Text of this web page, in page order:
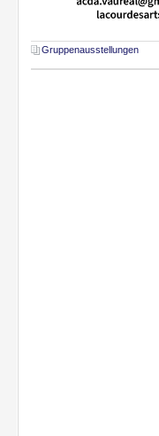
Gruppenausstellungen